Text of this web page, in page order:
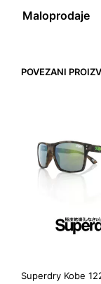
Maloprodaje
POVEZANI
Superdry Kobe